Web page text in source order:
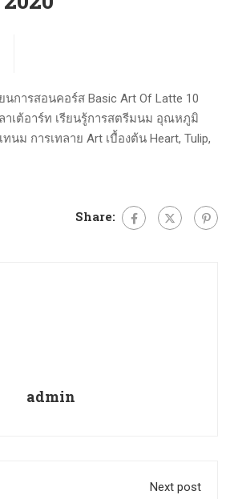
นการสอนคอร์ส Basic Art Of Latte 10
ลาเต้อาร์ท เรียนรู้การสตรีมนม อุณหภูมิ
นม การเทลาย Art เบื้องต้น Heart, Tulip,
Share:
admin
Next post